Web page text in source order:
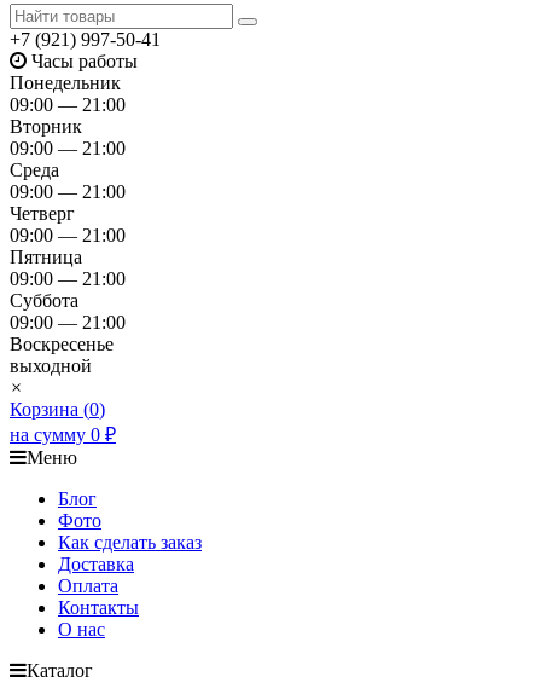
+7 (921) 997-50-41
Часы работы
Понедельник
09:00 — 21:00
Вторник
09:00 — 21:00
Среда
09:00 — 21:00
Четверг
09:00 — 21:00
Пятница
09:00 — 21:00
Суббота
09:00 — 21:00
Воскресенье
выходной
×
Корзина (0)
на сумму 0 ₽
Меню
Блог
Фото
Как сделать заказ
Доставка
Оплата
Контакты
О нас
Каталог